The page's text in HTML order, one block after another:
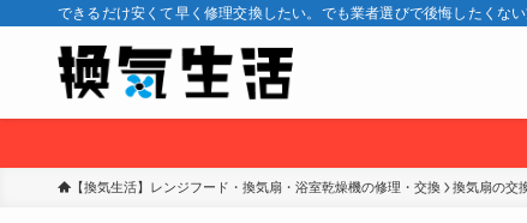
できるだけ安くて早く修理交換したい。でも業者選びで後悔したくな
【換気生活】レンジフード・換気扇・浴室乾燥機の修理・交換 換気扇の交